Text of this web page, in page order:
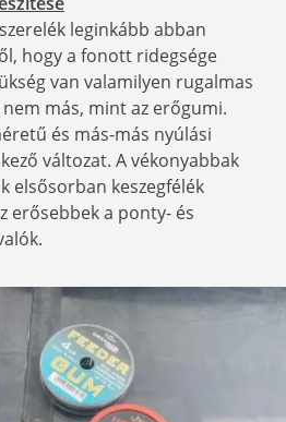
leginkább abban
hogy a fonott ridegsége
van valamilyen rugalmas
más, mint az erőgumi.
és más-más nyúlási
változat. A vékonyabbak
elsősorban keszegfélék
erősebbek a ponty- és